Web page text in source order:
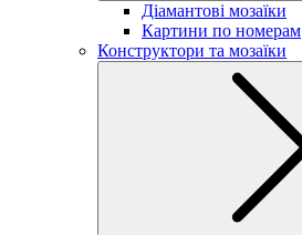
Діамантові мозаїки
Картини по номерам
Конструктори та мозаїки